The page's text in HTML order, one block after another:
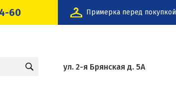
60 Примерка перед покупкой
ул. 2-я Брянская д. 5А